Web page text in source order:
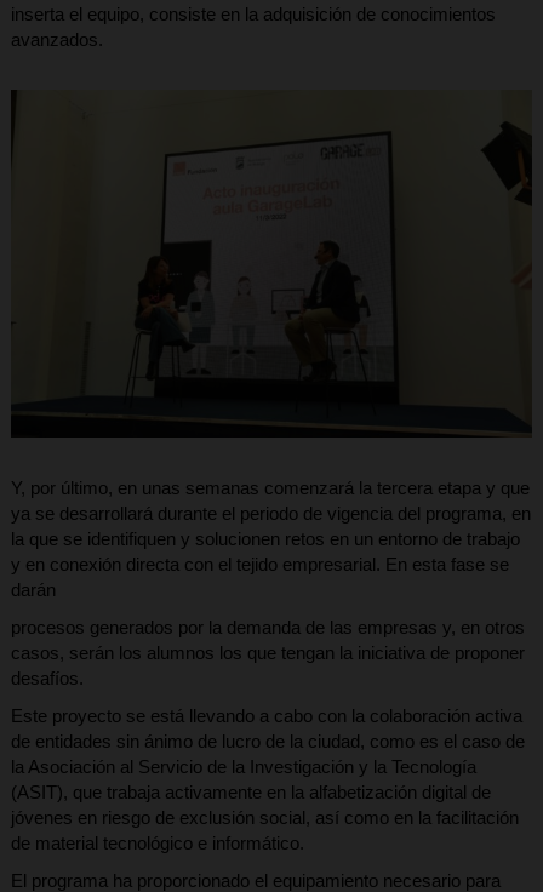
inserta el equipo, consiste en la adquisición de conocimientos
avanzados.
Y, por último, en unas semanas comenzará la tercera etapa y que
ya se desarrollará durante el periodo de vigencia del programa, en
la que se identifiquen y solucionen retos en un entorno de trabajo
y en conexión directa con el tejido empresarial. En esta fase se
darán
procesos generados por la demanda de las empresas y, en otros
casos, serán los alumnos los que tengan la iniciativa de proponer
desafíos.
Este proyecto se está llevando a cabo con la colaboración activa
de entidades sin ánimo de lucro de la ciudad, como es el caso de
la Asociación al Servicio de la Investigación y la Tecnología
(ASIT), que trabaja activamente en la alfabetización digital de
jóvenes en riesgo de exclusión social, así como en la facilitación
de material tecnológico e informático.
El programa ha proporcionado el equipamiento necesario para